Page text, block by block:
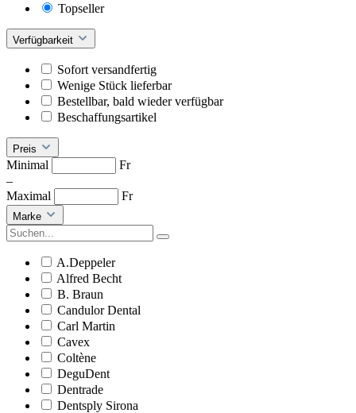
Topseller
Verfügbarkeit
Sofort versandfertig
Wenige Stück lieferbar
Bestellbar, bald wieder verfügbar
Beschaffungsartikel
Preis
Minimal
Fr
–
Maximal
Fr
Marke
A.Deppeler
Alfred Becht
B. Braun
Candulor Dental
Carl Martin
Cavex
Coltène
DeguDent
Dentrade
Dentsply Sirona